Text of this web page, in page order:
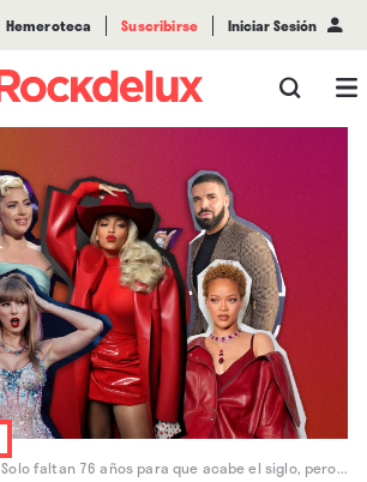
Hemeroteca Suscribirse Iniciar Sesión
Solo faltan 76 años para que acabe el siglo, pero...